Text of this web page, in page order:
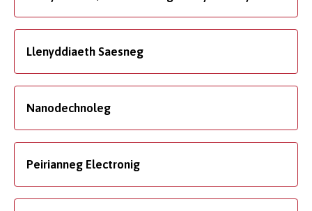
Llenyddiaeth Saesneg
Nanodechnoleg
Peirianneg Electronig